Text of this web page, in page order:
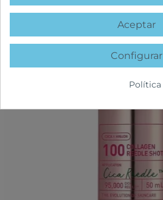
Aceptar
Configurar
Política